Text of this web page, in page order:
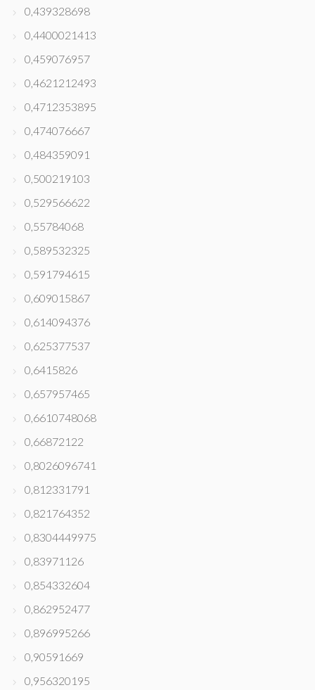
0,439328698
0,4400021413
0,459076957
0,4621212493
0,4712353895
0,474076667
0,484359091
0,500219103
0,529566622
0,55784068
0,589532325
0,591794615
0,609015867
0,614094376
0,625377537
0,6415826
0,657957465
0,6610748068
0,66872122
0,8026096741
0,812331791
0,821764352
0,8304449975
0,83971126
0,854332604
0,862952477
0,896995266
0,90591669
0,956320195